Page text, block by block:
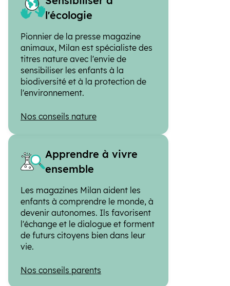
l'écologie
Pionnier de la presse magazine
animaux, Milan est spécialiste des
titres nature avec l'envie de
sensibiliser les enfants à la
biodiversité et à la protection de
l'environnement.
Nos conseils nature
Apprendre à vivre
ensemble
Les magazines Milan aident les
enfants à comprendre le monde, à
devenir autonomes. Ils favorisent
l'échange et le dialogue et forment
de futurs citoyens bien dans leur
vie.
Nos conseils parents